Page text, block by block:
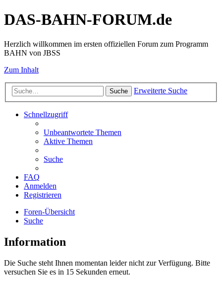
DAS-BAHN-FORUM.de
Herzlich willkommen im ersten offiziellen Forum zum Programm
BAHN von JBSS
Zum Inhalt
Suche Erweiterte Suche
Schnellzugriff
Unbeantwortete Themen
Aktive Themen
Suche
FAQ
Anmelden
Registrieren
Foren-Übersicht
Suche
Information
Die Suche steht Ihnen momentan leider nicht zur Verfügung. Bitte
versuchen Sie es in 15 Sekunden erneut.